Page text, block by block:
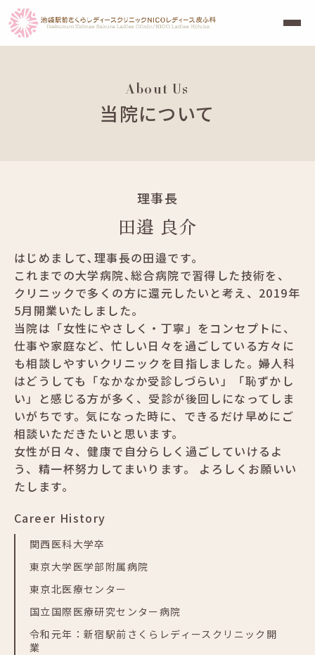
About Us
当院について
理事長
田邉 良介
はじめまして､理事長の田邉です｡
これまでの大学病院､総合病院で習得した技術を、
クリニックで多くの方に還元したいと考え、2019年
5月開業いたしました。
当院は「女性にやさしく・丁寧」をコンセプトに、
仕事や家庭など、忙しい日々を過ごしている方々に
も相談しやすいクリニックを目指しました。婦人科
はどうしても「なかなか受診しづらい」「恥ずかし
い」と感じる方が多く、受診が後回しになってしま
いがちです。気になった時に、できるだけ早めにご
相談いただきたいと思います。
女性が日々、健康で自分らしく過ごしていけるよ
う、精一杯努力してまいります。 よろしくお願いい
たします。
Career History
関西医科大学卒
東京大学医学部附属病院
東京北医療センター
国立国際医療研究センター病院
令和元年：新宿駅前さくらレディースクリニック開
業